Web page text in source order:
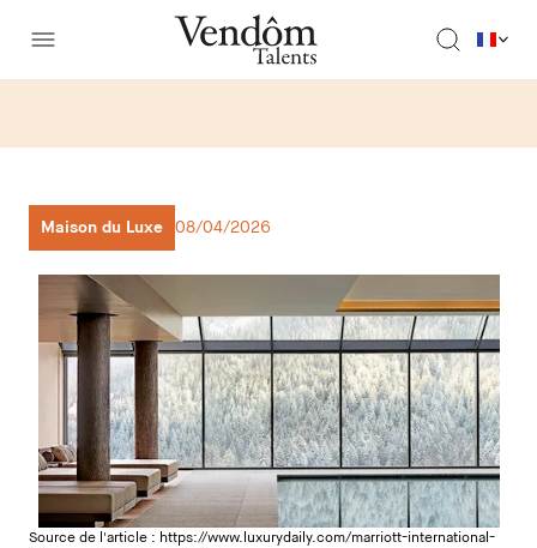
Maison du Luxe 08/04/2026
Source de l'article : https://www.luxurydaily.com/marriott-international-